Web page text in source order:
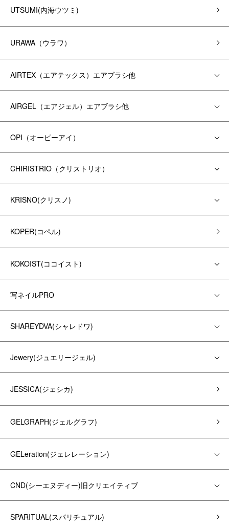
UTSUMI(内海ウツミ)
URAWA（ウラワ）
AIRTEX（エアテックス）エアブラシ他
AIRGEL（エアジェル）エアブラシ他
OPI（オーピーアイ）
CHIRISTRIO（クリストリオ）
KRISNO(クリスノ)
KOPER(コペル)
KOKOIST(ココイスト)
写ネイルPRO
SHAREYDVA(シャレドワ)
Jewery(ジュエリージェル)
JESSICA(ジェシカ)
GELGRAPH(ジェルグラフ)
GELeration(ジェレレーション)
CND(シーエヌディー)旧クリエイティブ
SPARITUAL(スパリチュアル)